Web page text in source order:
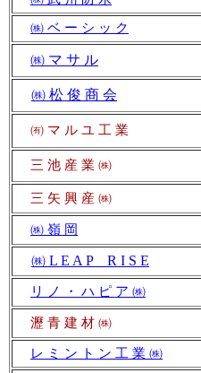
㈱ ベ ー シ ッ ク
㈱ マ サ ル
㈱ 松 俊 商 会
㈲ マ ル ユ 工 業
三 池 産 業 ㈱
三 矢 興 産 ㈱
㈱ 嶺 岡
㈱ L E A P R I S E
リ ノ ・ ハ ピ ア ㈱
瀝 青 建 材 ㈱
レ ミ ン ト ン 工 業 ㈱